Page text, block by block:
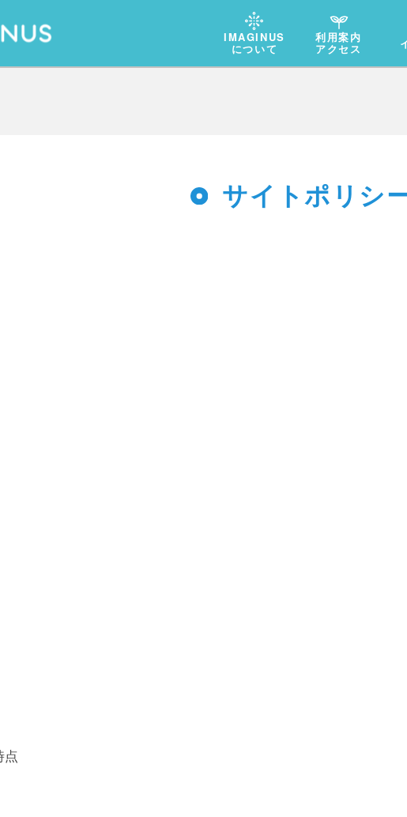
IMAGINUS
について
利用案内
アクセス
ナス）について
サイトポリシ
点